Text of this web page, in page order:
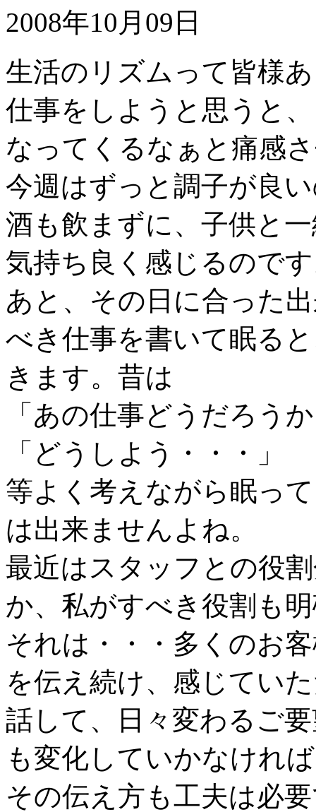
2008年10月09日
生活のリズムって皆様
仕事をしようと思うと
なってくるなぁと痛感
今週はずっと調子が良
酒も飲まずに、子供と
気持ち良く感じるので
あと、その日に合った
べき仕事を書いて眠る
きます。昔は
「あの仕事どうだろう
「どうしよう・・・」
等よく考えながら眠っ
は出来ませんよね。
最近はスタッフとの役
か、私がすべき役割も
それは・・・多くのお
を伝え続け、感じてい
話して、日々変わるご
も変化していかなけれ
その伝え方も工夫は必